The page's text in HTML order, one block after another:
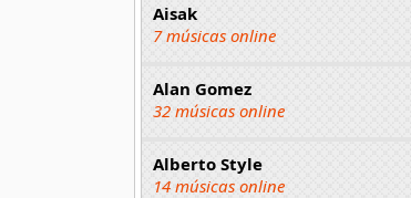
Aisak
7 músicas online
Alan Gomez
32 músicas online
Alberto Style
14 músicas online